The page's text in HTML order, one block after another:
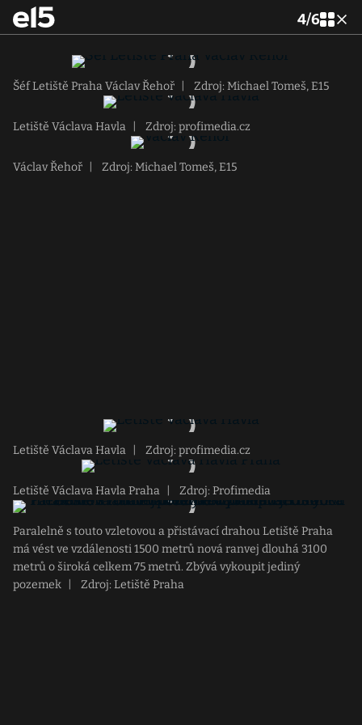
4/6
Šéf Letiště Praha Václav Řehoř Zdroj: Michael Tomeš, E15
Letiště Václava Havla Zdroj: profimedia.cz
Václav Řehoř Zdroj: Michael Tomeš, E15
Letiště Václava Havla Zdroj: profimedia.cz
Letiště Václava Havla Praha Zdroj: Profimedia
Paralelně s touto vzletovou a přistávací drahou Letiště Praha
má vést ve vzdálenosti 1500 metrů nová ranvej dlouhá 3100
metrů o široká celkem 75 metrů. Zbývá vykoupit jediný
pozemek
Zdroj: Letiště Praha